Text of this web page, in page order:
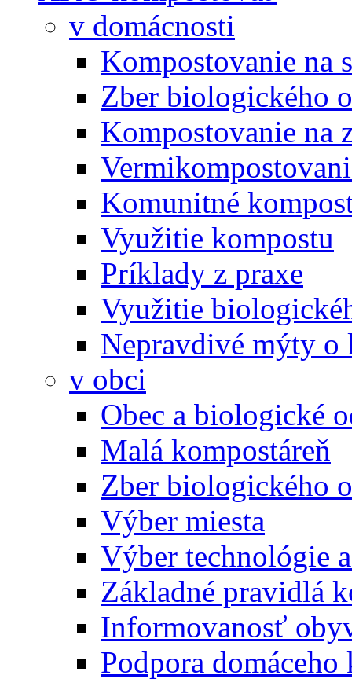
v domácnosti
Kompostovanie na
Zber biologického
Kompostovanie na
Komunitné
Využitie kompostu
Príklady z praxe
Využitie
Nepravdivé mýty o
v obci
Obec a biologické
Malá kompostáreň
Zber biologického
Výber miesta
Výber technológie
Základné pravidlá
Informovanosť
Podpora